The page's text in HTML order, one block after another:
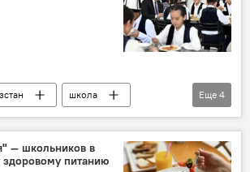
школа
финансирование
Еще 4
— школьников в
здоровому питанию